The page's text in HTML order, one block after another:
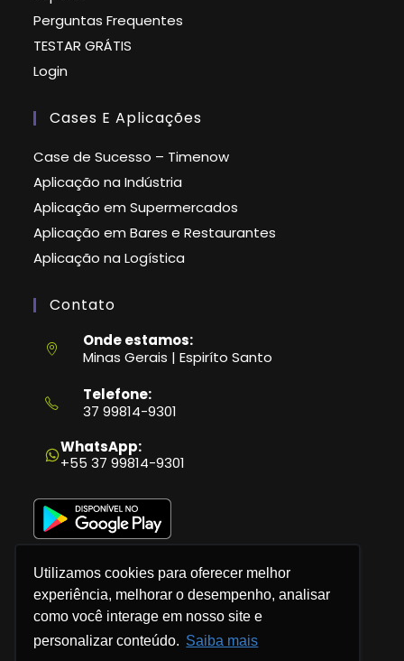
Utilizamos cookies para oferecer melhor
experiência, melhorar o desempenho, analisar
como você interage em nosso site e
personalizar conteúdo. Saiba mais
Perguntas Frequentes
TESTAR GRÁTIS
Login
Cases E Aplicações
Case de Sucesso – Timenow
Aplicação na Indústria
Aplicação em Supermercados
Aplicação em Bares e Restaurantes
Aplicação na Logística
Contato
Onde estamos:
Minas Gerais | Espiríto Santo
Telefone:
37 99814-9301
em
seu
aplicativo
WhatsApp:
+55 37 99814-9301
Política de Privacidade